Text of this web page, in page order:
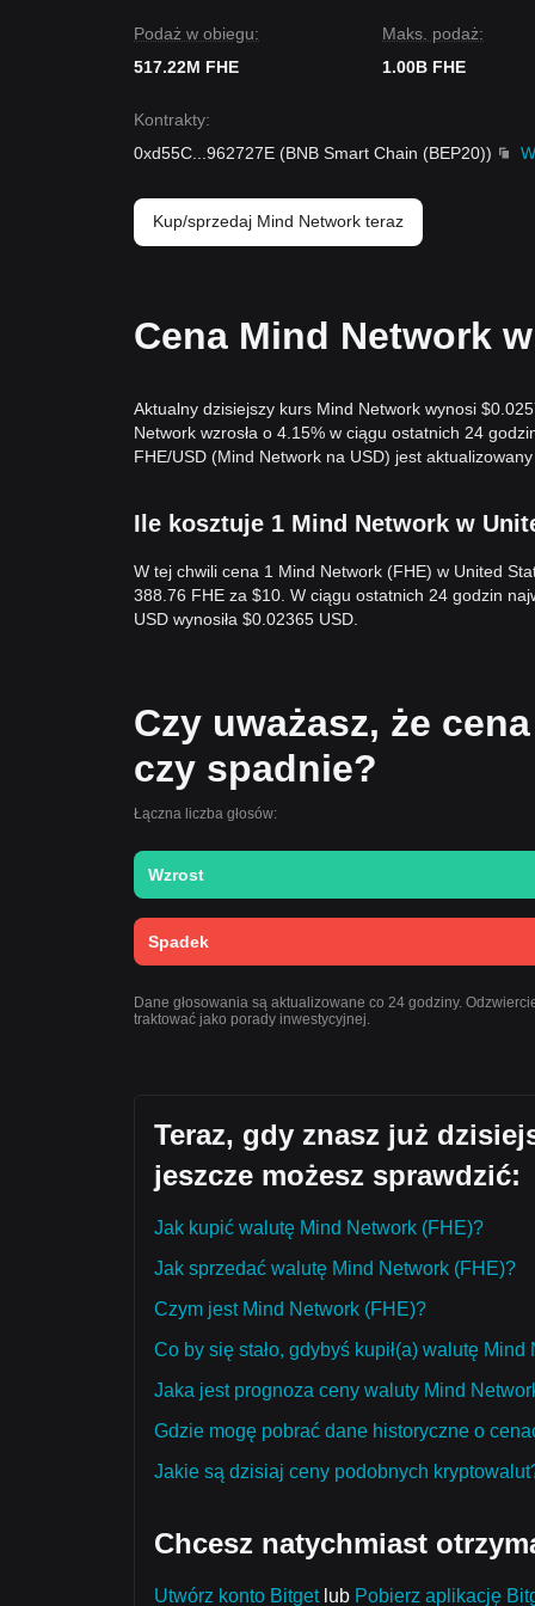
Podaż w obiegu:
517.22M FHE
Maks. podaż:
1.00B FHE
Kontrakty:
0xd55C
962727E (BNB Smart Chain (BEP20))
Kup/sprzedaj Mind Network teraz
Cena Mind Network
Aktualny dzisiejszy kurs Mind Network wynosi
Network wzrosła o 4.15% w ciągu ostatnich 24
FHE/USD (Mind Network na USD) jest
Ile kosztuje 1 Mind Network w
W tej chwili cena 1 Mind Network (FHE) w United
388.76 FHE za $10. W ciągu ostatnich 24 godzin
USD wynosiła $0.02365 USD.
Czy uważasz, że
czy spadnie?
Łączna liczba głosów:
Wzrost
Spadek
Dane głosowania są aktualizowane co 24 godziny.
traktować jako porady inwestycyjnej.
Teraz, gdy znasz już
jeszcze możesz sprawdzić:
Jak kupić walutę Mind Network (FHE)?
Jak sprzedać walutę Mind Network (FHE)?
Czym jest Mind Network (FHE)?
Co by się stało, gdybyś kupił(a) walutę
Jaka jest prognoza ceny waluty Mind
Gdzie mogę pobrać dane historyczne o
Jakie są dzisiaj ceny podobnych
Chcesz natychmiast
Utwórz konto Bitgetlub Pobierz aplikację